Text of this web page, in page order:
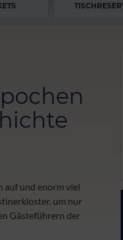
auf und enorm viel
um nur
Gästeführern der